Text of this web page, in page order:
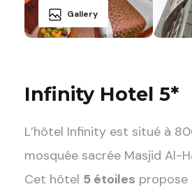
Gallery
Infinity Hotel 5*
L’hôtel Infinity est situé à
mosquée sacrée Masjid Al-
Cet hôtel 5 étoiles propose